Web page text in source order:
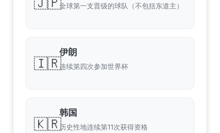
全球第一支晋级的球队（不包括东道主）
🇮🇷
伊朗
连续第四次参加世界杯
🇰🇷
韩国
历史性地连续第11次获得资格